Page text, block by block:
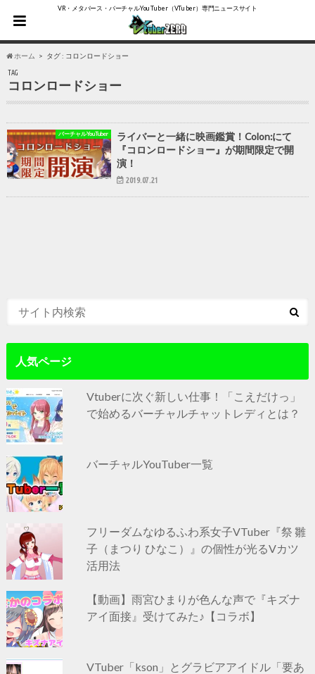
VR・メタバース・バーチャルYouTuber（VTuber）専門ニュースサイト
ホーム タグ : コロンロードショー
TAG
コロンロードショー
バーチャルYouTuber
ライバーと一緒に映画鑑賞！Colon:にて
『コロンロードショー』が期間限定で開
演！
2019.07.21
人気ページ
Vtuberに次ぐ新しい仕事！「こえだけっ」
で始めるバーチャルチャットレディとは？
バーチャルYouTuber一覧
フリーダムなゆるふわ系女子VTuber『祭 雛
子（まつり ひなこ）』の個性が光るVカツ
活用法
【動画】雨宮ひまりが色んな声で『キズナ
アイ面接』受けてみた♪【コラボ】
VTuber「kson」とグラビアアイドル「要あ